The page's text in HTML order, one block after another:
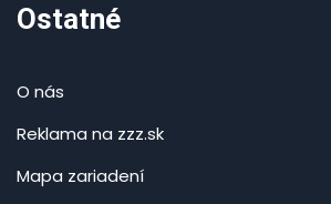
Ostatné
O nás
Reklama na zzz.sk
Mapa zariadení